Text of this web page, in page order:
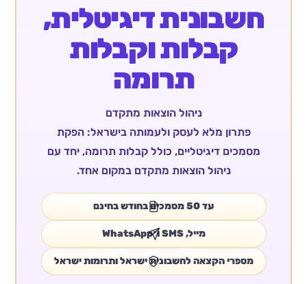
חשבונית דיגיטלית,
קבלות וקבלות
תרומה
ניהול הוצאות מתקדם
פתרון מלא לעסק ולעמותה בישראל: הפקת
מסמכים דיגיטליים, כולל קבלות תרומה, יחד עם
ניהול הוצאות מתקדם במקום אחד.
עד 50 מסמכים בחודש בחינם
מייל, SMS ו־WhatsApp
מספרי הקצאה לחשבונית ישראל ותרומות ישראל